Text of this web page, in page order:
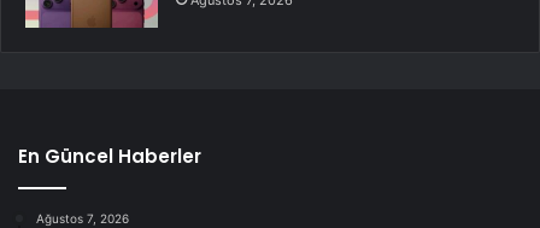
En Güncel Haberler
Ağustos 7, 2026